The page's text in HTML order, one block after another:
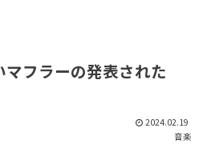
フラーの発表された
2024.02.19
音楽